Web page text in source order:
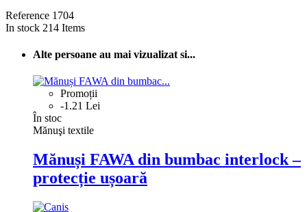
Reference 1704
In stock 214 Items
Alte persoane au mai vizualizat si...
Promoții
-1.21 Lei
În stoc
Mănuşi textile
Mănuși FAWA din bumbac interlock –
protecție ușoară